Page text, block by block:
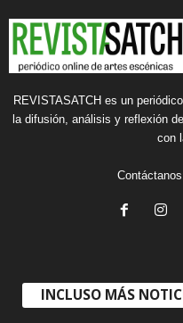
REVISTASATCH es un
la difusión, análisis y reflexión
con
INCLUSO MÁS